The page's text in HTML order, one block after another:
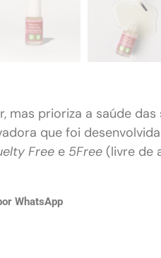
mas prioriza a saúde
que foi
Free e 5Free (livre de
WhatsApp